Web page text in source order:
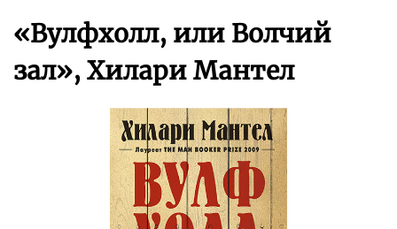
«Вулфхолл, или Волчий
зал», Хилари Мантел